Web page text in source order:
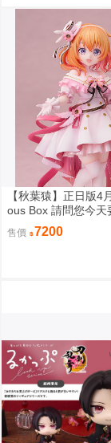
【秋葉猿】正日版4
ous Box 請問您今天
嗎？ 保登心愛 禮服
成品
售價 7200